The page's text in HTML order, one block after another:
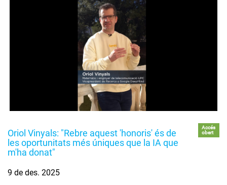
Oriol Vinyals: "Rebre aquest 'honoris' és de
les oportunitats més úniques que la IA que
m'ha donat"
Accés
obert
9 de des. 2025